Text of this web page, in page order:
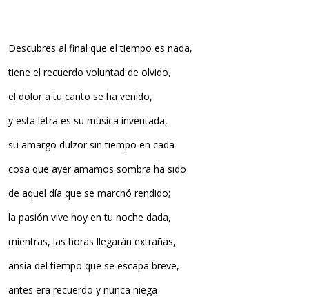
Descubres al final que el tiempo es nada,
tiene el recuerdo voluntad de olvido,
el dolor a tu canto se ha venido,
y esta letra es su música inventada,
su amargo dulzor sin tiempo en cada
cosa que ayer amamos sombra ha sido
de aquel día que se marchó rendido;
la pasión vive hoy en tu noche dada,
mientras, las horas llegarán extrañas,
ansia del tiempo que se escapa breve,
antes era recuerdo y nunca niega